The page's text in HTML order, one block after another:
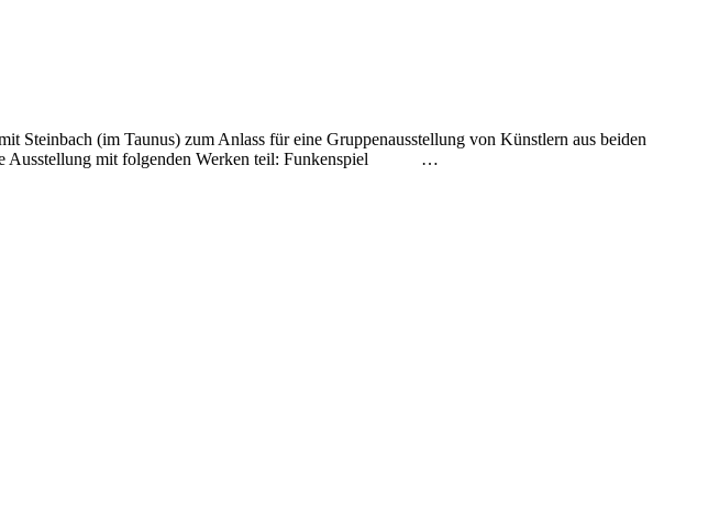
Steinbach (im Taunus) zum Anlass für eine Gruppenausstellung von Künstlern aus beiden
Ausstellung mit folgenden Werken teil: Funkenspiel …